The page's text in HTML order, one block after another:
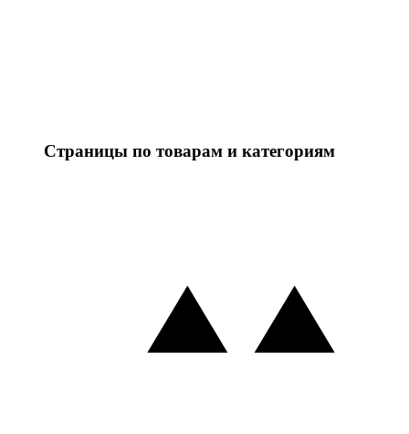
Страницы по товарам и категориям